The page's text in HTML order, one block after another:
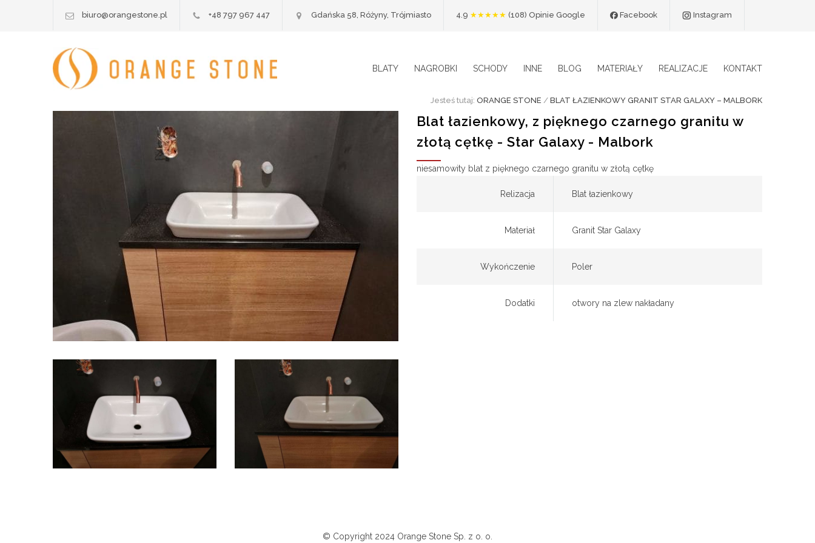
biuro@orangestone.pl +48 797 967 447 Gdańska 58, Różyny, Trójmiasto 4.9 ★★★★★ Ocena 4.9 na 5
(108) Opinie Google Facebook Instagram
BLATY NAGROBKI SCHODY INNE BLOG MATERIAŁY REALIZACJE KONTAKT
Jesteś tutaj: ORANGE STONE / BLAT ŁAZIENKOWY GRANIT STAR GALAXY – MALBORK
Blat łazienkowy, z pięknego czarnego granitu w
złotą cętkę - Star Galaxy - Malbork
niesamowity blat z pięknego czarnego granitu w złotą cętkę
Relizacja Blat łazienkowy
Materiał Granit Star Galaxy
Wykończenie Poler
Dodatki otwory na zlew nakładany
© Copyright 2024 Orange Stone Sp. z o. o.